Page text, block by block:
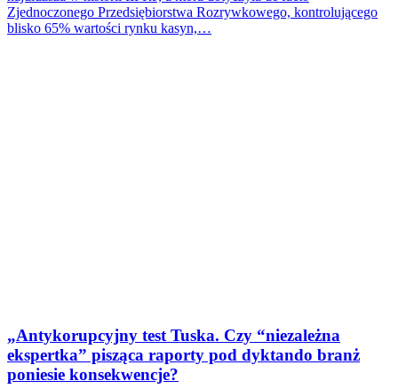
Zjednoczonego Przedsiębiorstwa Rozrywkowego, kontrolującego
blisko 65% wartości rynku kasyn,…
„Antykorupcyjny test Tuska. Czy “niezależna
ekspertka” pisząca raporty pod dyktando branż
poniesie konsekwencje?